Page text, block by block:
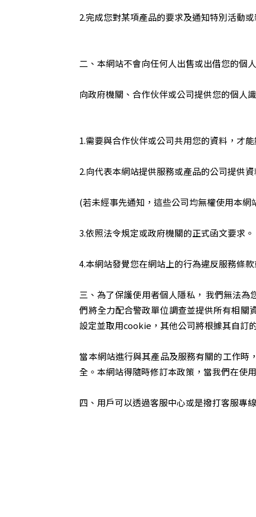
2.完成您對某項產品的要求及通知特別活動或
二、本網站不會向任何人出售或出借您的個
向政府機關、合作伙伴或公司提供您的個人
1.需要與合作伙伴或公司共用您的資料，才
2.向代表本網站提供服務或產品的公司提供
(若未經事先通知，這些公司均無權使用本
3.依照法令規定或政府機關的正式函文要求。
4.本網站發覺您在網站上的行為違反服務條
三、為了保護使用者個人隱私， 我們無法
們將全力配合警政單位調查並提供所有相關
設定並取用cookie，其他公司將根據其自訂
當本網站進行與其產品及服務有關的工作時
全。本網站得隨時修訂本政策，當我們在使
四、用戶可以透過客服中心或是撥打客服專